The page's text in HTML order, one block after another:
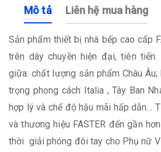
Mô tả Liên hệ mua hàng
Sản phẩm thiết bị nhà bếp cao cấp
trên dây chuyền hiện đại, tiên
giữa: chất lượng sản phẩm Châu
trọng phong cách Italia , Tây Ban
hợp lý và chế độ hậu mãi hấp dẫn…
và thương hiệu FASTER đến gần
thời giải phóng đôi tay cho Phụ nữ